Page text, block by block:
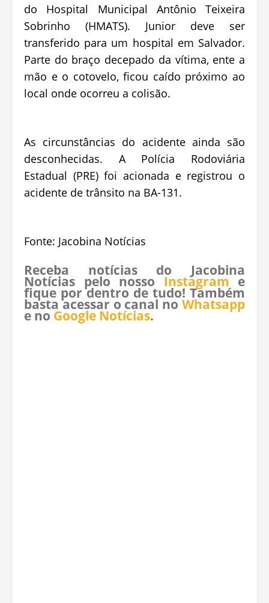
do Hospital Municipal Antônio Teixeira
Sobrinho (HMATS). Junior deve ser
transferido para um hospital em Salvador.
Parte do braço decepado da vítima, ente a
mão e o cotovelo, ficou caído próximo ao
local onde ocorreu a colisão.
As circunstâncias do acidente ainda são
desconhecidas. A Polícia Rodoviária
Estadual (PRE) foi acionada e registrou o
acidente de trânsito na BA-131.
Fonte: Jacobina Notícias
Receba notícias do Jacobina
Notícias pelo nosso Instagram e
fique por dentro de tudo! Também
basta acessar o canal no Whatsapp
e no Google Notícias.